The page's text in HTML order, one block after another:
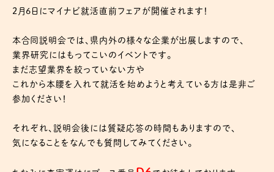
2月6日にマイナビ就活直前フェアが開催されます！
本合同説明会では、県内外の様々な企業が出展しますので、
業界研究にはもってこいのイベントです。
まだ志望業界を絞っていない方や
これから本腰を入れて就活を始めようと考えている方は是非ご
参加ください！
それぞれ、説明会後には質疑応答の時間もありますので、
気になることをなんでも質問してみてください。